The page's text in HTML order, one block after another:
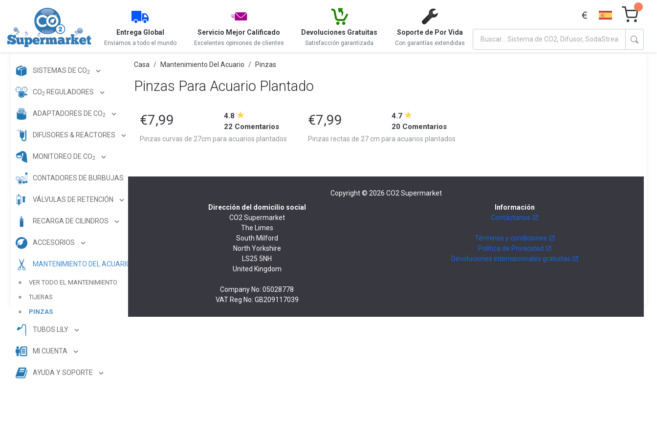
Entrega Global
Enviamos a todo el mundo
Servicio Mejor Calificado
Excelentes opiniones de clientes
Devoluciones Gratuitas
Satisfacción garantizada
Soporte de Por Vida
Con garantías extendidas
SISTEMAS DE CO2
CO2 REGULADORES
ADAPTADORES DE CO2
DIFUSORES & REACTORES
MONITOREO DE CO2
CONTADORES DE BURBUJAS
VÁLVULAS DE RETENCIÓN
RECARGA DE CILINDROS
ACCESORIOS
MANTENIMIENTO DEL ACUARIO
VER TODO EL MANTENIMIENTO
TIJERAS
PINZAS
TUBOS LILY
MI CUENTA
AYUDA Y SOPORTE
Casa Mantenimiento Del Acuario Pinzas
Pinzas Para Acuario Plantado
€7,99
4.8
22 Comentarios
Pinzas curvas de 27cm para acuarios plantados
€7,99
4.7
20 Comentarios
Pinzas rectas de 27 cm para acuarios plantados
Copyright © 2026 CO2 Supermarket
Dirección del domicilio social
CO2 Supermarket
The Limes
South Milford
North Yorkshire
LS25 5NH
United Kingdom
Company No: 05028778
VAT Reg No: GB209117039
Información
Contáctanos
Términos y condiciones
Política de Privacidad
Devoluciones internacionales gratuitas